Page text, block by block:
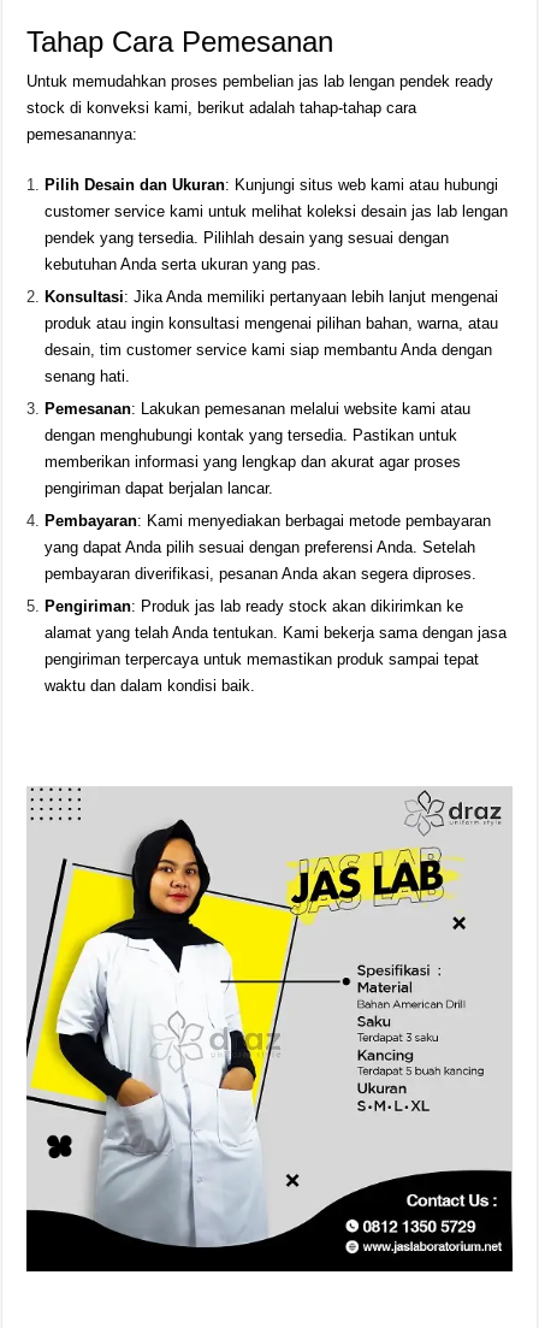
Tahap Cara Pemesanan
Untuk memudahkan proses pembelian jas lab lengan pendek ready
stock di konveksi kami, berikut adalah tahap-tahap cara
pemesanannya:
Pilih Desain dan Ukuran: Kunjungi situs web kami atau hubungi
customer service kami untuk melihat koleksi desain jas lab lengan
pendek yang tersedia. Pilihlah desain yang sesuai dengan
kebutuhan Anda serta ukuran yang pas.
Konsultasi: Jika Anda memiliki pertanyaan lebih lanjut mengenai
produk atau ingin konsultasi mengenai pilihan bahan, warna, atau
desain, tim customer service kami siap membantu Anda dengan
senang hati.
Pemesanan: Lakukan pemesanan melalui website kami atau
dengan menghubungi kontak yang tersedia. Pastikan untuk
memberikan informasi yang lengkap dan akurat agar proses
pengiriman dapat berjalan lancar.
Pembayaran: Kami menyediakan berbagai metode pembayaran
yang dapat Anda pilih sesuai dengan preferensi Anda. Setelah
pembayaran diverifikasi, pesanan Anda akan segera diproses.
Pengiriman: Produk jas lab ready stock akan dikirimkan ke
alamat yang telah Anda tentukan. Kami bekerja sama dengan jasa
pengiriman terpercaya untuk memastikan produk sampai tepat
waktu dan dalam kondisi baik.